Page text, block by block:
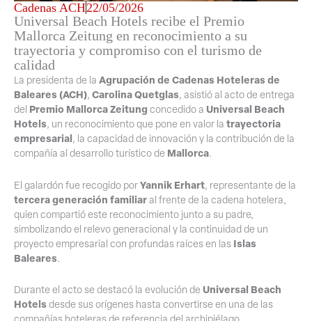
Cadenas ACH22/05/2026
Universal Beach Hotels recibe el Premio
Mallorca Zeitung en reconocimiento a su
trayectoria y compromiso con el turismo de
calidad
La presidenta de la Agrupación de Cadenas Hoteleras de
Baleares (ACH), Carolina Quetglas, asistió al acto de entrega
del Premio Mallorca Zeitung concedido a Universal Beach
Hotels, un reconocimiento que pone en valor la trayectoria
empresarial, la capacidad de innovación y la contribución de la
compañía al desarrollo turístico de Mallorca.
El galardón fue recogido porYannik Erhart, representante de la
tercera generación familiaral frente de la cadena hotelera,
quien compartió este reconocimiento junto a su padre,
simbolizando el relevo generacional y la continuidad de un
proyecto empresarial con profundas raíces en las Islas
Baleares.
Durante el acto se destacó la evolución de Universal Beach
Hotels desde sus orígenes hasta convertirse en una de las